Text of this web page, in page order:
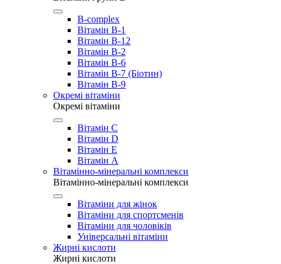
B-complex
Вітамін B-1
Вітамін B-12
Вітамін B-2
Вітамін B-6
Вітамін B-7 (Біотин)
Вітамін B-9
Окремі вітаміни
Окремі вітаміни
Вітамін C
Вітамін D
Вітамін E
Вітамін А
Вітамінно-мінеральні комплекси
Вітамінно-мінеральні комплекси
Вітаміни для жінок
Вітаміни для спортсменів
Вітаміни для чоловіків
Універсальні вітаміни
Жирні кислоти
Жирні кислоти